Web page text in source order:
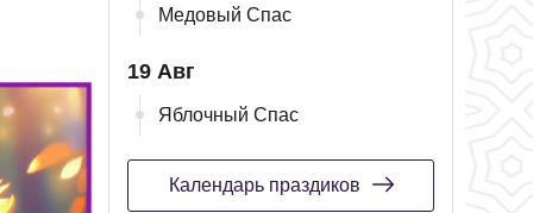
Медовый Спас
19 Авг
Яблочный Спас
Календарь праздиков